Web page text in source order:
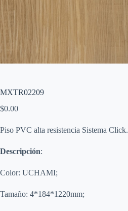
MXTR02209
$0.00
Piso PVC alta resistencia Sistema Click.
Descripción:
Color: UCHAMI;
Tamaño: 4*184*1220mm;